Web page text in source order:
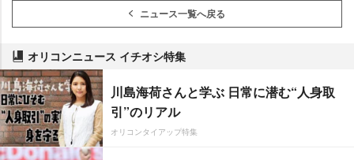
ニュース一覧へ戻る
オリコンニュース イチオシ特集
川島海荷さんと学ぶ 日常に潜む“人身取
引”のリアル
オリコンタイアップ特集